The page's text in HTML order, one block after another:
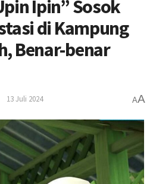
Ipin” Sosok
di Kampung
Benar-benar
13 Juli 2024 AA